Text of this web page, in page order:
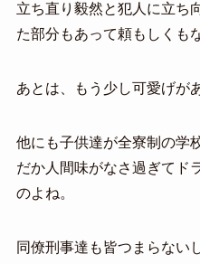
立ち直り毅然と犯人に立ち
た部分もあって頼もしくも
あとは、もう少し可愛げが
他にも子供達が全寮制の学
だか人間味がなさ過ぎてド
のよね。
同僚刑事達も皆つまらない